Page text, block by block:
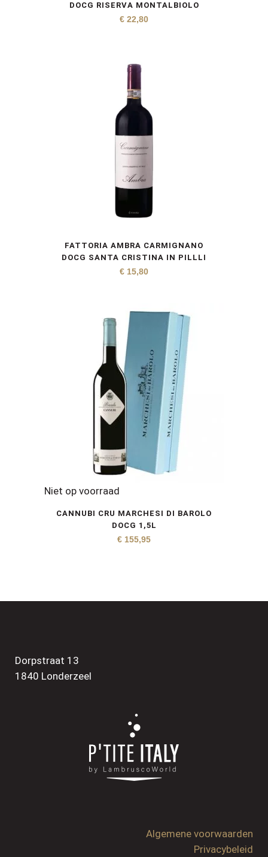
DOCG RISERVA MONTALBIOLO
€ 22,80
FATTORIA AMBRA CARMIGNANO
DOCG SANTA CRISTINA IN PILLLI
€ 15,80
Niet op voorraad
CANNUBI CRU MARCHESI DI BAROLO
DOCG 1,5L
€ 155,95
Dorpstraat 13
1840 Londerzeel
Algemene voorwaarden
Privacybeleid